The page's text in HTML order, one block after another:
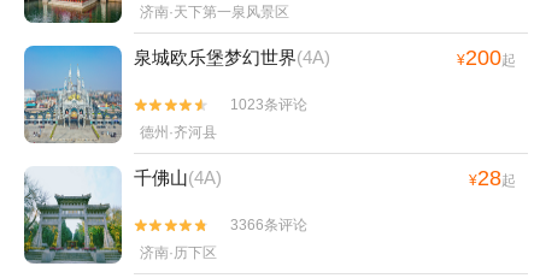
济南·天下第一泉风景区
泉城欧乐堡梦幻世界(4A) ¥200起


1023条评论
德州·齐河县
千佛山(4A) ¥28起


3366条评论
济南·历下区